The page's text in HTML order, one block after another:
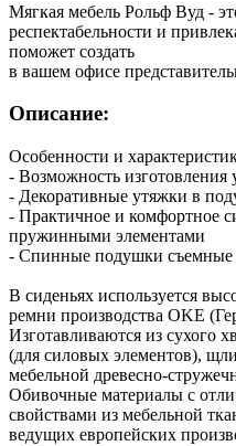
Мягкая мебель Рольф Вуд -
респектабельности и
поможет создать
в вашем офисе
Описание:
Особенности и
- Возможность изготовления
- Декоративные утяжки в
- Практичное и комфортное
пружинными элементами
- Спинные подушки съемные
В сиденьях используется
ремни производства OKE
Изготавливаются из сухого
(для силовых элементов),
мебельной древесно-
Обивочные материалы с
свойствами из мебельной
ведущих европейских